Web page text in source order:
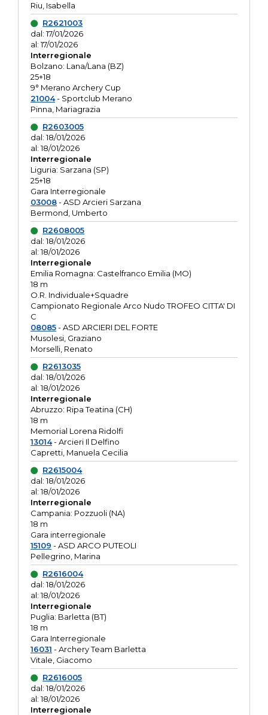
Riu, Isabella
R2621003
dal: 17/01/2026
al: 17/01/2026
Interregionale
Bolzano: Lana/Lana (BZ)
25+18
9° Merano Archery Cup
21004- Sportclub Merano
Pinna, Mariagrazia
R2603005
dal: 18/01/2026
al: 18/01/2026
Interregionale
Liguria: Sarzana (SP)
25+18
Gara Interregionale
03008- ASD Arcieri Sarzana
Bermond, Umberto
R2608005
dal: 18/01/2026
al: 18/01/2026
Interregionale
Emilia Romagna: Castelfranco Emilia (MO)
18 m
O.R. Individuale+Squadre
Campionato Regionale Arco Nudo TROFEO CITTA' DI
C
08085- ASD ARCIERI DEL FORTE
Musolesi, Graziano
Morselli, Renato
R2613035
dal: 18/01/2026
al: 18/01/2026
Interregionale
Abruzzo: Ripa Teatina (CH)
18 m
Memorial Lorena Ridolfi
13014- Arcieri Il Delfino
Capretti, Manuela Cecilia
R2615004
dal: 18/01/2026
al: 18/01/2026
Interregionale
Campania: Pozzuoli (NA)
18 m
Gara interregionale
15109 - ASD ARCO PUTEOLI
Pellegrino, Marina
R2616004
dal: 18/01/2026
al: 18/01/2026
Interregionale
Puglia: Barletta (BT)
18 m
Gara Interregionale
16031 - Archery Team Barletta
Vitale, Giacomo
R2616005
dal: 18/01/2026
al: 18/01/2026
Interregionale